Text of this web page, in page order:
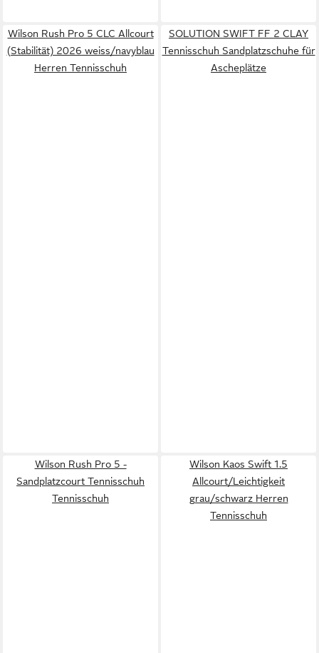
Wilson Rush Pro 5 CLC Allcourt
(Stabilität) 2026 weiss/navyblau
Herren Tennisschuh
SOLUTION SWIFT FF 2 CLAY
Tennisschuh Sandplatzschuhe für
Ascheplätze
Wilson Rush Pro 5 -
Sandplatzcourt Tennisschuh
Tennisschuh
Wilson Kaos Swift 1.5
Allcourt/Leichtigkeit
grau/schwarz Herren
Tennisschuh